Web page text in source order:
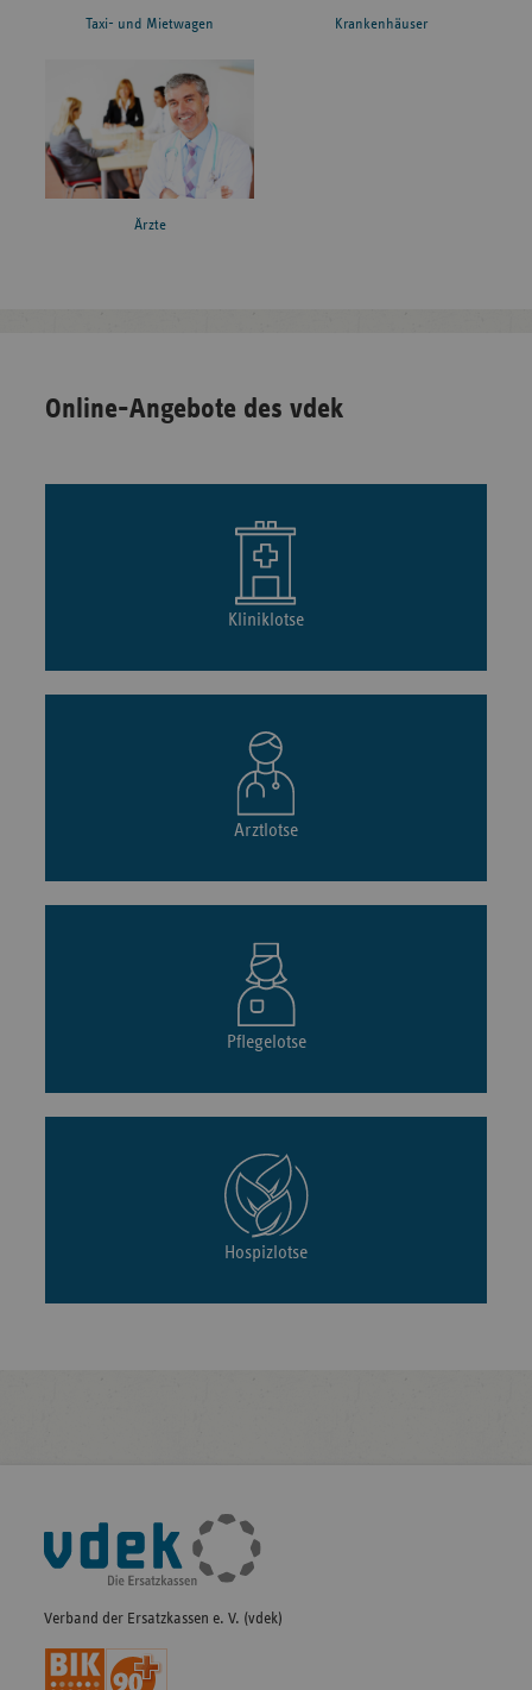
Taxi- und Mietwagen Krankenhäuser
Ärzte
Online-Angebote des vdek
Kliniklotse
Arztlotse
Pflegelotse
Hospizlotse
Fußleisten-
Navigation
Verband der Ersatzkassen e. V. (vdek)